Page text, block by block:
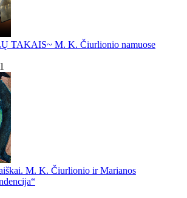
TAKAIS~ M. K. Čiurlionio namuose
M. K. Čiurlionio ir Marianos